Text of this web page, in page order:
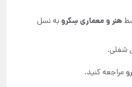
هنر و معماری سِکروبه نسل
شغلی.
مراجعه کنید.